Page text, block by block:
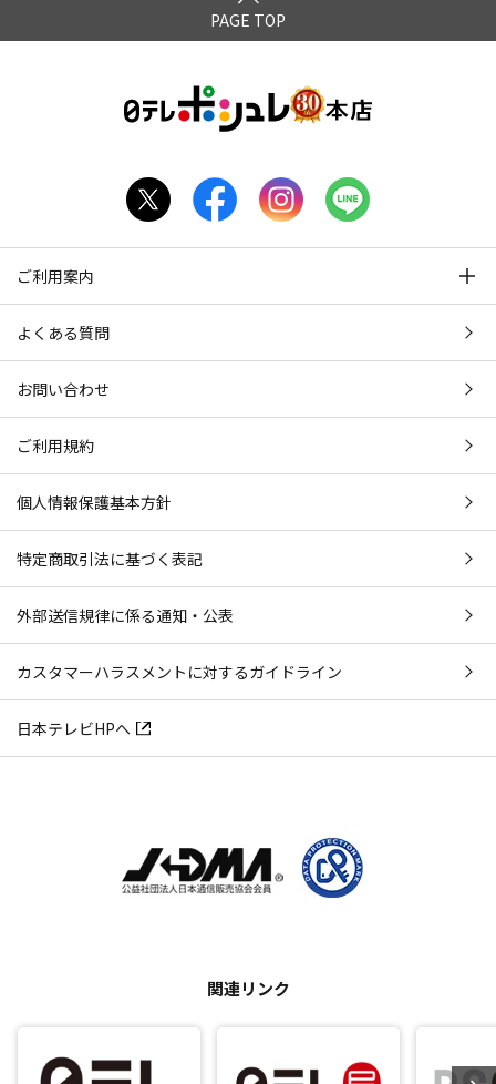
PAGE TOP
ご利用案内
よくある質問
お問い合わせ
ご利用規約
個人情報保護基本方針
特定商取引法に基づく表記
外部送信規律に係る通知・公表
カスタマーハラスメントに対するガイドライン
日本テレビHPへ
関連リンク